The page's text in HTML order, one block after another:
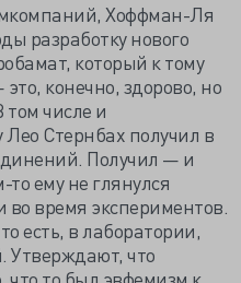
Хоффман-Ля
разработку нового
который к тому
конечно, здорово, но
том числе и
Лео Стернбах получил в
Получил — и
ему не глянулся
время экспериментов.
есть, в лаборатории,
Утверждают, что